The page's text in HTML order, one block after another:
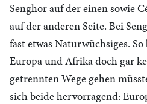
Senghor auf der einen sowie
auf der anderen Seite. Bei
fast etwas Naturwüchsiges. So
Europa und Afrika doch gar
getrennten Wege gehen
sich beide hervorragend: